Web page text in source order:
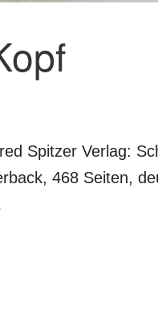
Spitzer Verlag:
468 Seiten,